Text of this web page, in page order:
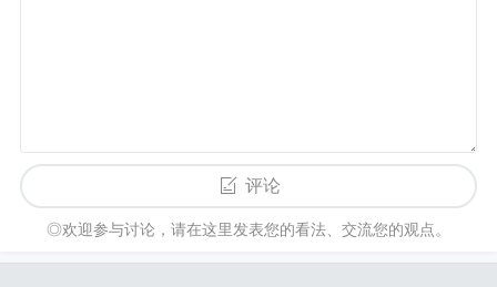
评论
◎欢迎参与讨论，请在这里发表您的看法、交流您的观点。